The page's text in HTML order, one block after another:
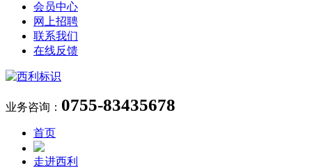
会员中心
网上招聘
联系我们
在线反馈
业务咨询： 0755-83435678
首页
走进西利